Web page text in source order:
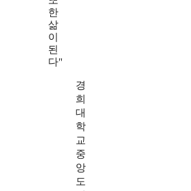
한
삶
이
된
다"
경
희
대
학
교
중
앙
도